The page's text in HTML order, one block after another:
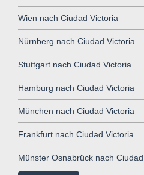
Wien nach Ciudad Victoria
Nürnberg nach Ciudad Victoria
Stuttgart nach Ciudad Victoria
Hamburg nach Ciudad Victoria
München nach Ciudad Victoria
Frankfurt nach Ciudad Victoria
Münster Osnabrück nach